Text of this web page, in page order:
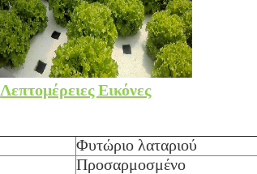
Λεπτομέρειες Εικόνες
Φυτώριο λαταριού
Προσαρμοσμένο